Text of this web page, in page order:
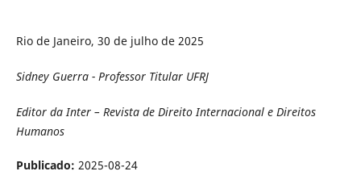
Rio de Janeiro, 30 de julho de 2025
Sidney Guerra - Professor Titular UFRJ
Editor da Inter – Revista de Direito Internacional e Direitos
Humanos
Publicado: 2025-08-24